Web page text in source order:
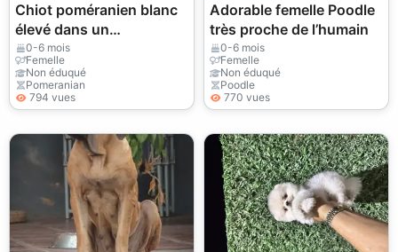
Chiot poméranien blanc
élevé dans un
environnement familial
attentif
0-6 mois
Femelle
Non éduqué
Pomeranian
794 vues
Adorable femelle Poodle
très proche de l’humain
0-6 mois
Femelle
Non éduqué
Poodle
770 vues